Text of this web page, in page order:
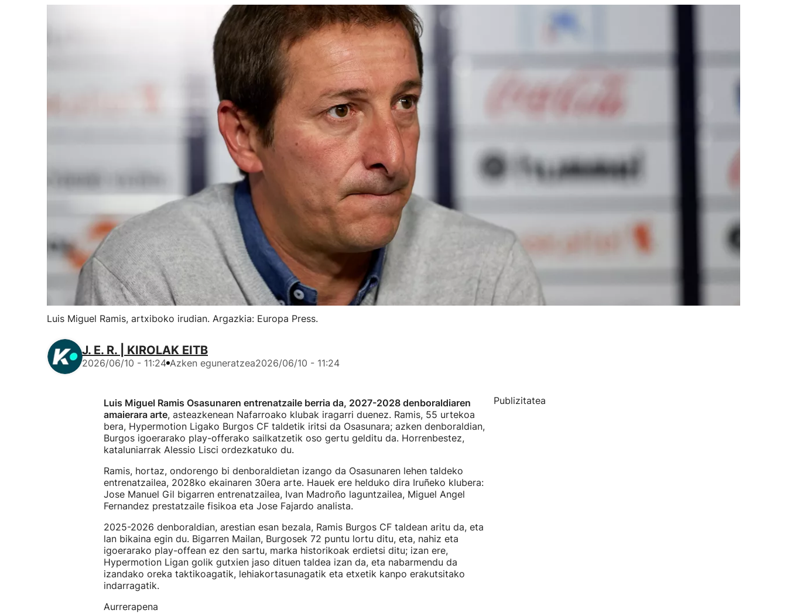
Luis Miguel Ramis, artxiboko irudian. Argazkia: Europa Press.
J. E. R. | KIROLAK EITB
2026/06/10 - 11:24 Azken eguneratzea2026/06/10 - 11:24
Luis Miguel Ramis Osasunaren entrenatzaile berria da, 2027-2028 denboraldiaren
amaierara arte, asteazkenean Nafarroako klubak iragarri duenez. Ramis, 55 urtekoa
bera, Hypermotion Ligako Burgos CF taldetik iritsi da Osasunara; azken denboraldian,
Burgos igoerarako play-offerako sailkatzetik oso gertu gelditu da. Horrenbestez,
kataluniarrak Alessio Lisci ordezkatuko du.
Ramis, hortaz, ondorengo bi denboraldietan izango da Osasunaren lehen taldeko
entrenatzailea, 2028ko ekainaren 30era arte. Hauek ere helduko dira Iruñeko klubera:
Jose Manuel Gil bigarren entrenatzailea, Ivan Madroño laguntzailea, Miguel Angel
Fernandez prestatzaile fisikoa eta Jose Fajardo analista.
2025-2026 denboraldian, arestian esan bezala, Ramis Burgos CF taldean aritu da, eta
lan bikaina egin du. Bigarren Mailan, Burgosek 72 puntu lortu ditu, eta, nahiz eta
igoerarako play-offean ez den sartu, marka historikoak erdietsi ditu; izan ere,
Hypermotion Ligan golik gutxien jaso dituen taldea izan da, eta nabarmendu da
izandako oreka taktikoagatik, lehiakortasunagatik eta etxetik kanpo erakutsitako
indarragatik.
Aurrerapena
Publizitatea